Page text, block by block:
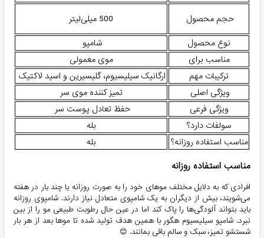
حجم محصول
500 میلی‌لیتر
نوع محصول
شامپو
مناسب برای
موی معمولی
ترکیبات مهم
ارگانیک سیلیسیوم، گلیسیرین و اسید لاکتیک
ویژگی اصلی
تمیز کننده موی سر
ویژگی فرعی
حفظ تعادل پوست سر
سولفات دارد؟
بله
مناسب استفاده روزانه؟
بله
مناسب استفاده روزانه
افرادی که به دلایل مختلف موهای خود را به صورت روزانه یا چند بار در هفته
می‌شویند، بیش از دیگران به یک شامپوی متعادل نیاز دارند. شامپوی روزانه
باید بتواند آلودگی‌ها را پاک کند اما در عین حال رطوبت طبیعی مو را از بین
نبرد. شامپو سیلیسیوم هگور با همین هدف تولید شده تا موها بعد از هر بار
شستشو تمیز، سبک و سالم باقی بمانند. 😊